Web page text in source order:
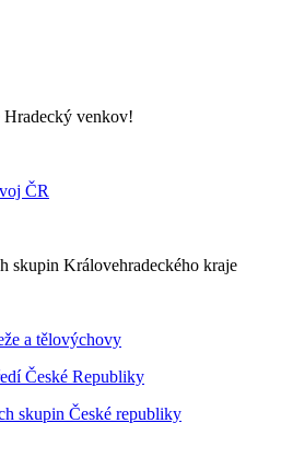
venkov!
ČR
skupin Královehradeckého kraje
a tělovýchovy
České Republiky
skupin České republiky